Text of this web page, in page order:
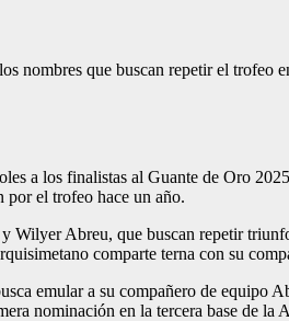
nombres que buscan repetir el trofeo
a los finalistas al Guante de Oro
por el trofeo hace un año.
Wilyer Abreu, que buscan repetir
comparte terna con su
emular a su compañero de equipo
nominación en la tercera base de la